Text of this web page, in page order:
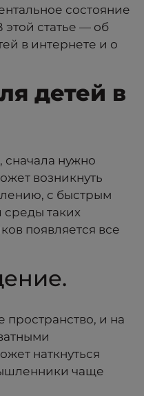
состояние
этой статье — об
в интернете и о
детей в
сначала нужно
возникнуть
с быстрым
таких
появляется все
пространство, и на
наткнуться
чаще